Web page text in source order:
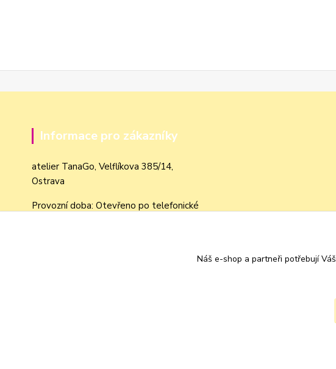
Informace pro zákazníky
atelier TanaGo, Velflíkova 385/14,
Ostrava
Provozní doba: Otevřeno po telefonické
Náš e-shop a partneři potřebují Váš